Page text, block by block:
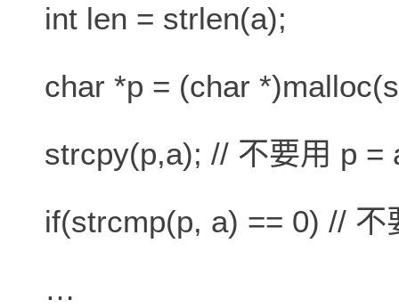
int len = strlen(a);
char *p = (char
strcpy(p,a); // 不要用 p =
if(strcmp(p, a) == 0) // 不
…